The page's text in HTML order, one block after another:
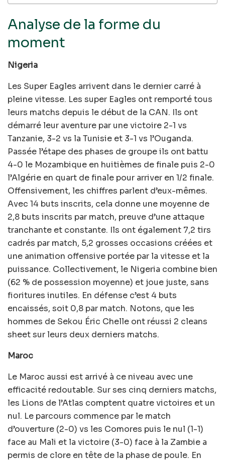
Analyse de la forme du
moment
Nigeria
Les Super Eagles arrivent dans le dernier carré à
pleine vitesse. Les super Eagles ont remporté tous
leurs matchs depuis le début de la CAN. Ils ont
démarré leur aventure par une victoire 2-1 vs
Tanzanie, 3-2 vs la Tunisie et 3-1 vs l’Ouganda.
Passée l’étape des phases de groupe ils ont battu
4-0 le Mozambique en huitièmes de finale puis 2-0
l’Algérie en quart de finale pour arriver en 1/2 finale.
Offensivement, les chiffres parlent d’eux-mêmes.
Avec 14 buts inscrits, cela donne une moyenne de
2,8 buts inscrits par match, preuve d’une attaque
tranchante et constante. Ils ont également 7,2 tirs
cadrés par match, 5,2 grosses occasions créées et
une animation offensive portée par la vitesse et la
puissance. Collectivement, le Nigeria combine bien
(62 % de possession moyenne) et joue juste, sans
fioritures inutiles. En défense c’est 4 buts
encaissés, soit 0,8 par match. Notons, que les
hommes de Sekou Éric Chelle ont réussi 2 cleans
sheet sur leurs deux derniers matchs.
Maroc
Le Maroc aussi est arrivé à ce niveau avec une
efficacité redoutable. Sur ses cinq derniers matchs,
les Lions de l’Atlas comptent quatre victoires et un
nul. Le parcours commence par le match
d’ouverture (2-0) vs les Comores puis le nul (1-1)
face au Mali et la victoire (3-0) face à la Zambie a
permis de clore en tête de la phase de poule. En